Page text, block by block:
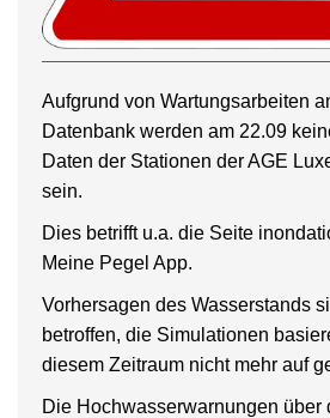
Aufgrund von Wartungsarbeiten
Datenbank werden am 22.09
Daten der Stationen der AGE
sein.
Dies betrifft u.a. die Seite
Meine Pegel App.
Vorhersagen des Wasserstands
betroffen, die Simulationen
diesem Zeitraum nicht mehr auf
Die Hochwasserwarnungen über